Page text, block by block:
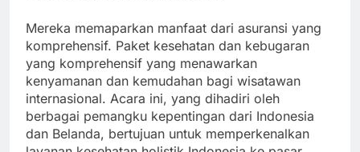
Mereka memaparkan manfaat dari asuransi yang
komprehensif. Paket kesehatan dan kebugaran
yang komprehensif yang menawarkan
kenyamanan dan kemudahan bagi wisatawan
internasional. Acara ini, yang dihadiri oleh
berbagai pemangku kepentingan dari Indonesia
dan Belanda, bertujuan untuk memperkenalkan